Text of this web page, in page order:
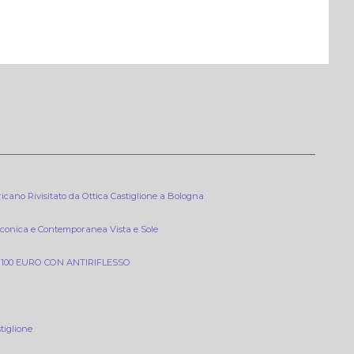
Rivisitato da Ottica Castiglione a Bologna
e Contemporanea Vista e Sole
EURO CON ANTIRIFLESSO